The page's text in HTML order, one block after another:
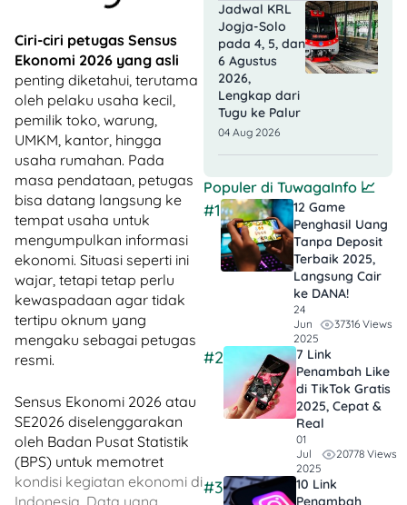
Ciri-ciri petugas Sensus
Ekonomi 2026 yang asli
penting diketahui, terutama
oleh pelaku usaha kecil,
pemilik toko, warung,
UMKM, kantor, hingga
usaha rumahan. Pada
masa pendataan, petugas
bisa datang langsung ke
tempat usaha untuk
mengumpulkan informasi
ekonomi. Situasi seperti ini
wajar, tetapi tetap perlu
kewaspadaan agar tidak
tertipu oknum yang
mengaku sebagai petugas
resmi.
Sensus Ekonomi 2026 atau
SE2026 diselenggarakan
oleh Badan Pusat Statistik
(BPS) untuk memotret
kondisi kegiatan ekonomi di
Jadwal KRL
Jogja-Solo
pada 4, 5, dan
6 Agustus
2026,
Lengkap dari
Tugu ke Palur
04 Aug 2026
Populer di TuwagaInfo 📈
#1
12 Game
Penghasil Uang
Tanpa Deposit
Terbaik 2025,
Langsung Cair
ke DANA!
24
Jun
2025
37316 Views
#2
7 Link
Penambah Like
di TikTok Gratis
2025, Cepat &
Real
01
Jul
2025
20778 Views
#3
10 Link
Penambah